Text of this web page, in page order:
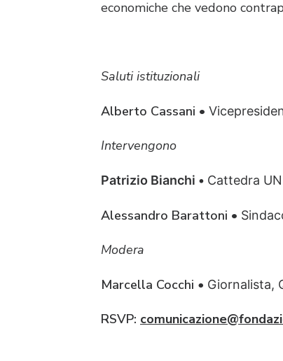
economiche che vedono
Saluti istituzionali
Alberto Cassani •
Intervengono
Patrizio Bianchi • Cattedra
Alessandro Barattoni •
Modera
Marcella Cocchi • Giornalista,
RSVP: